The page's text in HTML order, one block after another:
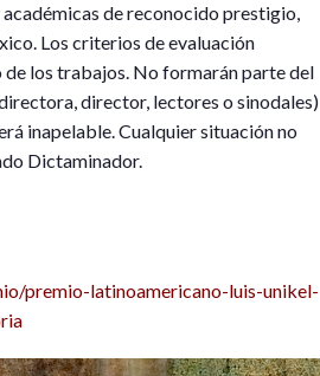
de reconocido prestigio,
Los criterios de evaluación
los trabajos. No formarán parte del
director, lectores o sinodales)
inapelable. Cualquier situación no
Dictaminador.
premio-latinoamericano-luis-unikel-